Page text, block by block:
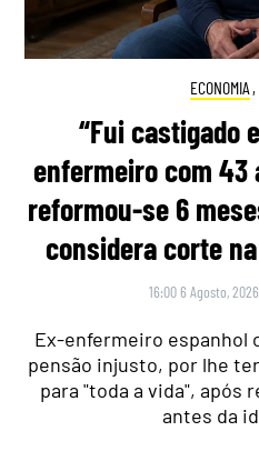
ECONOMIA ,
“Fui castigado
enfermeiro com 43
reformou-se 6
considera corte
16:00 6 Agosto, 2026
Ex-enfermeiro espanhol
pensão injusto, por lhe
para "toda a vida", após
antes da